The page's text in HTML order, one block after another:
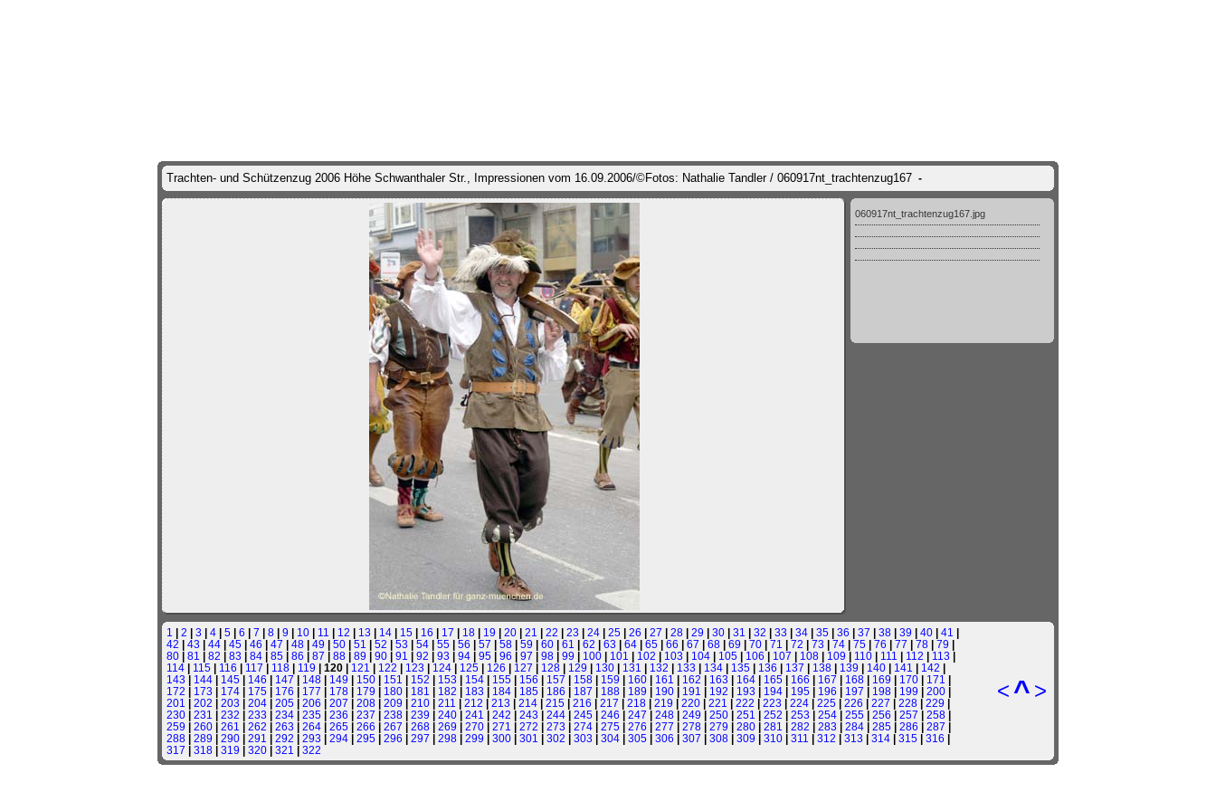
Trachten- und Schützenzug 2006 Höhe Schwanthaler Str., Impressionen vom 16.09.2006/©Fotos: Nathalie Tandler / 060917nt_trachtenzug167 -
060917nt_trachtenzug167.jpg
1 | 2 | 3 | 4 | 5 | 6 | 7 | 8 | 9 | 10 | 11 | 12 | 13 | 14 | 15 | 16 | 17 | 18 | 19 | 20 | 21 | 22 | 23 | 24 | 25 | 26 | 27 | 28 | 29 | 30 | 31 | 32 | 33 | 34 | 35 | 36 | 37 | 38 | 39 | 40 | 41 |
42 | 43 | 44 | 45 | 46 | 47 | 48 | 49 | 50 | 51 | 52 | 53 | 54 | 55 | 56 | 57 | 58 | 59 | 60 | 61 | 62 | 63 | 64 | 65 | 66 | 67 | 68 | 69 | 70 | 71 | 72 | 73 | 74 | 75 | 76 | 77 | 78 | 79 |
80 | 81 | 82 | 83 | 84 | 85 | 86 | 87 | 88 | 89 | 90 | 91 | 92 | 93 | 94 | 95 | 96 | 97 | 98 | 99 | 100 | 101 | 102 | 103 | 104 | 105 | 106 | 107 | 108 | 109 | 110 | 111 | 112 | 113 |
114 | 115 | 116 | 117 | 118 | 119 | 120 | 121 | 122 | 123 | 124 | 125 | 126 | 127 | 128 | 129 | 130 | 131 | 132 | 133 | 134 | 135 | 136 | 137 | 138 | 139 | 140 | 141 | 142 |
143 | 144 | 145 | 146 | 147 | 148 | 149 | 150 | 151 | 152 | 153 | 154 | 155 | 156 | 157 | 158 | 159 | 160 | 161 | 162 | 163 | 164 | 165 | 166 | 167 | 168 | 169 | 170 | 171 |
172 | 173 | 174 | 175 | 176 | 177 | 178 | 179 | 180 | 181 | 182 | 183 | 184 | 185 | 186 | 187 | 188 | 189 | 190 | 191 | 192 | 193 | 194 | 195 | 196 | 197 | 198 | 199 | 200 |
201 | 202 | 203 | 204 | 205 | 206 | 207 | 208 | 209 | 210 | 211 | 212 | 213 | 214 | 215 | 216 | 217 | 218 | 219 | 220 | 221 | 222 | 223 | 224 | 225 | 226 | 227 | 228 | 229 |
230 | 231 | 232 | 233 | 234 | 235 | 236 | 237 | 238 | 239 | 240 | 241 | 242 | 243 | 244 | 245 | 246 | 247 | 248 | 249 | 250 | 251 | 252 | 253 | 254 | 255 | 256 | 257 | 258 |
259 | 260 | 261 | 262 | 263 | 264 | 265 | 266 | 267 | 268 | 269 | 270 | 271 | 272 | 273 | 274 | 275 | 276 | 277 | 278 | 279 | 280 | 281 | 282 | 283 | 284 | 285 | 286 | 287 |
288 | 289 | 290 | 291 | 292 | 293 | 294 | 295 | 296 | 297 | 298 | 299 | 300 | 301 | 302 | 303 | 304 | 305 | 306 | 307 | 308 | 309 | 310 | 311 | 312 | 313 | 314 | 315 | 316 |
317 | 318 | 319 | 320 | 321 | 322
<^ >